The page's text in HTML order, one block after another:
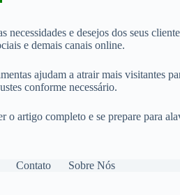
e desejos dos seus
e demais canais online.
ajudam a atrair mais visitantes
conforme necessário.
artigo completo e se prepare para
Contato Sobre Nós